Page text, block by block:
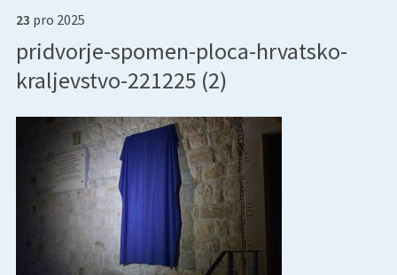
23 pro 2025
pridvorje-spomen-ploca-hrvatsko-
kraljevstvo-221225 (2)